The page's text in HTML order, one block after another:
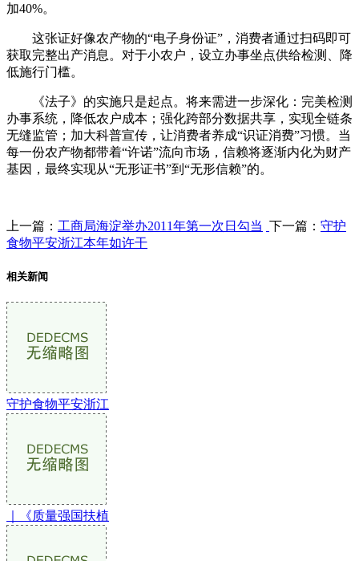
加40%。
这张证好像农产物的“电子身份证”，消费者通过扫码即可
获取完整出产消息。对于小农户，设立办事坐点供给检测、降
低施行门槛。
《法子》的实施只是起点。将来需进一步深化：完美检测
办事系统，降低农户成本；强化跨部分数据共享，实现全链条
无缝监管；加大科普宣传，让消费者养成“识证消费”习惯。当
每一份农产物都带着“许诺”流向市场，信赖将逐渐内化为财产
基因，最终实现从“无形证书”到“无形信赖”的。
上一篇： 工商局海淀举办2011年第一次日勾当 下一篇： 守护
食物平安浙江本年如许干
相关新闻
守护食物平安浙江
｜《质量强国扶植